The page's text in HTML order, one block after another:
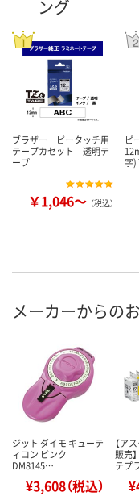
ング
ブラザー ピータッチ用
テープカセット 透明テ
ープ
￥1,046～ （税込）
ピ
字
メーカーからの
ジット ダイモ キューテ
ィコン ピンク
DM8145…
¥3,608（税込）
【ア
販売
テプ